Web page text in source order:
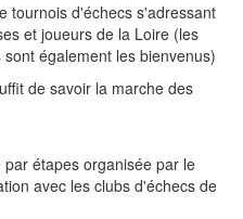
tournois d'échecs s'adressant
et joueurs de la Loire (les
également les bienvenus)
de savoir la marche des
étapes organisée par le
avec les clubs d'échecs de